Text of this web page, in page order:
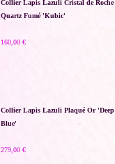
Collier Lapis Lazuli Cristal de Roche
Quartz Fumé 'Kubic'
160,00 €
Collier Lapis Lazuli Plaqué Or 'Deep
Blue'
279,00 €